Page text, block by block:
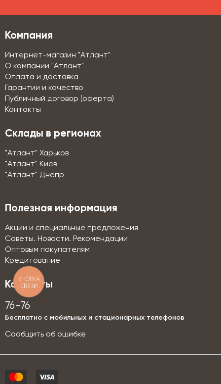
Компания
Интернет-магазин "Атлант"
О компании "Атлант"
Оплата и доставка
Гарантии и качество
Публичный договор (оферта)
Контакты
Склады в регионах
"Атлант" Харьков
"Атлант" Киев
"Атлант" Днепр
Полезная информация
Акции и специальные предложения
Советы. Новости. Рекомендации
Оптовым покупателям
Кредитование
Контакты
76-76
Бесплатно с мобильных и стационарных телефонов
Сообщить об ошибке
КНОПКА
СВЯЗИ